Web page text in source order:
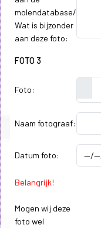
molendatabase/
Wat is bijzonder
aan deze foto:
FOTO 3
Foto:
Naam fotograaf:
Datum foto:
Belangrijk!
Mogen wij deze
foto wel